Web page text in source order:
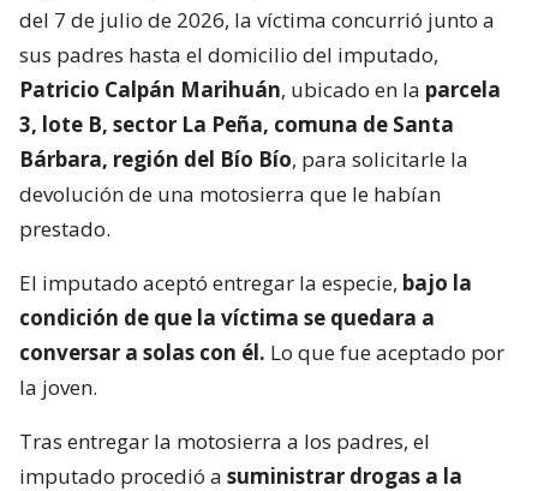
del 7 de julio de 2026, la víctima concurrió junto a
sus padres hasta el domicilio del imputado,
Patricio Calpán Marihuán, ubicado en la parcela
3, lote B, sector La Peña, comuna de Santa
Bárbara, región del Bío Bío, para solicitarle la
devolución de una motosierra que le habían
prestado.
El imputado aceptó entregar la especie, bajo la
condición de que la víctima se quedara a
conversar a solas con él. Lo que fue aceptado por
la joven.
Tras entregar la motosierra a los padres, el
imputado procedió a suministrar drogas a la